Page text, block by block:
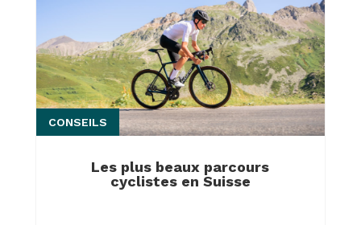
Les plus beaux parcours
cyclistes en Suisse
CONSEILS